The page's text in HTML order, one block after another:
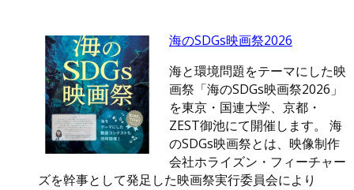
海のSDGs映画祭2026
海と環境問題をテーマにした映
画祭「海のSDGs映画祭2026」
を東京・国連大学、京都・
ZEST御池にて開催します。 海
のSDGs映画祭とは、映像制作
会社ホライズン・フィーチャー
ズを幹事として発足した映画祭実行委員会により